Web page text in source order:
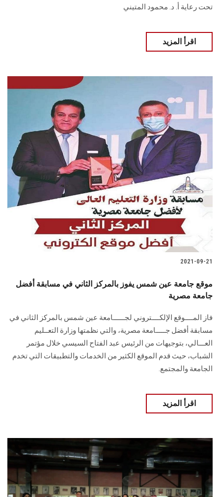
تحت رعاية أ. د. محمود المتيني
اقرأ المزيد
2021-09-21
موقع جامعة عين شمس يفوز بالمركز الثاني في مسابقة أفضل
جامعة مصرية
فاز المــــوقع الإلكــــتروني لجــــــامعة عين شمس بالمركز الثاني في
مسابقة أفضل جـــــامعة مصرية، والتي نظمتها وزارة التعــليم
العـــالي، بتوجيهات من الرئيس عبد الفتاح السيسي خلال مؤتمر
الشباب، حيث قدم الموقع الكثير من الخدمات والتطبيقات التي تخدم
الجامعة والمجتمع.
اقرأ المزيد